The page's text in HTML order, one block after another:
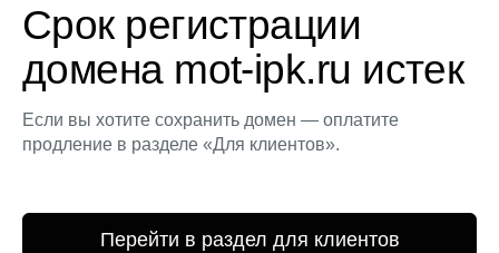
Срок регистрации
домена mot-ipk.ru истек
Если вы хотите сохранить домен — оплатите
продление в разделе «Для клиентов».
Перейти в раздел для клиентов